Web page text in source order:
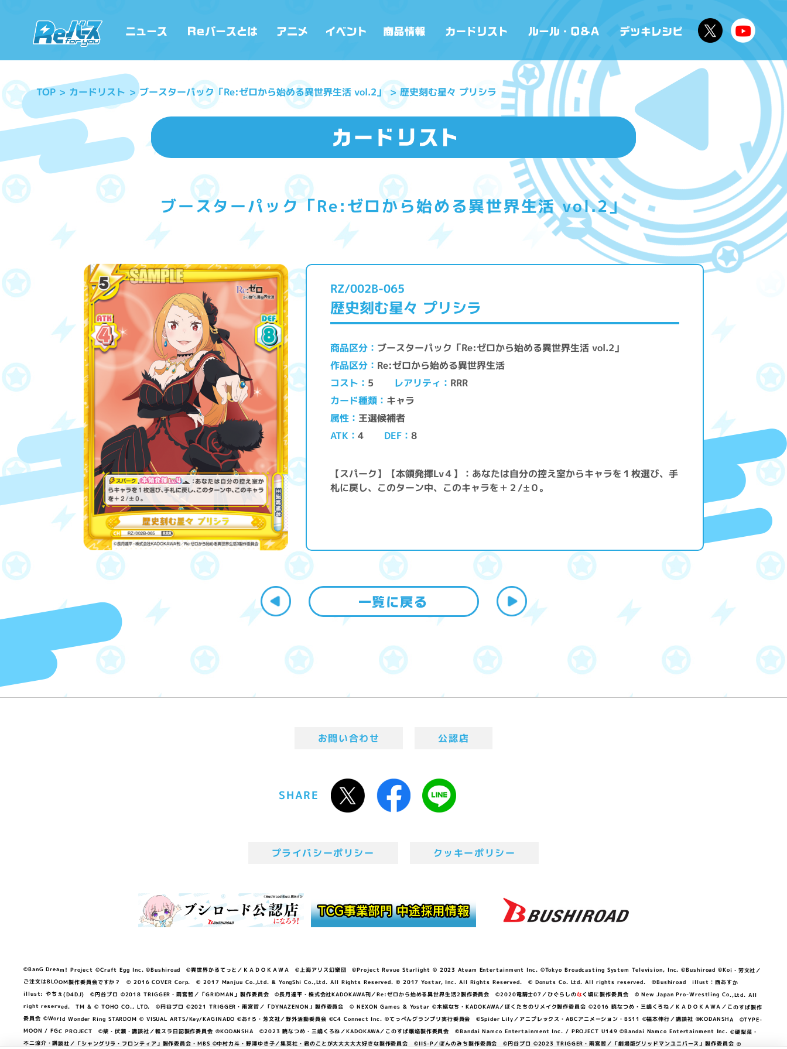
TOP カードリスト ブースターパック「Re:ゼロから始める異世界生活 vol.2」 歴史刻む星々 プリシラ
ブースターパック「Re:ゼロから始める異世界生活 vol.2」
RZ/002B-065
歴史刻む星々 プリシラ
商品区分 ブースターパック「Re:ゼロから始める異世界生活 vol.2」
作品区分 Re:ゼロから始める異世界生活
コスト 5 レアリティ RRR
カード種類 キャラ
属性 王選候補者
ATK 4 DEF 8
【スパーク】【本領発揮Lv４】：あなたは自分の控え室からキャラを１枚選び、手
札に戻し、このターン中、このキャラを＋２/±０。
お問い合わせ 公認店
SHARE
プライバシーポリシー クッキーポリシー
©BanG Dream! Project ©Craft Egg Inc. ©Bushiroad ©異世界かるてっと／ＫＡＤＯＫＡＷＡ ©上海アリス幻樂団 ©Project Revue Starlight © 2023 Ateam Entertainment Inc. ©Tokyo Broadcasting System Television, Inc. ©Bushiroad ©Koi・芳文社／
ご注文はBLOOM製作委員会ですか？ © 2016 COVER Corp. © 2017 Manjuu Co.,Ltd. & YongShi Co.,Ltd. All Rights Reserved. © 2017 Yostar, Inc. All Rights Reserved. © Donuts Co. Ltd. All rights reserved. ©Bushiroad illust：西あすか
illust: やちぇ(D4DJ) ©円谷プロ ©2018 TRIGGER・雨宮哲／「GRIDMAN」製作委員会 ©長月達平・株式会社KADOKAWA刊／Re:ゼロから始める異世界生活2製作委員会 ©2020竜騎士07／ひぐらしのなく頃に製作委員会 © New Japan Pro-Wrestling Co.,Ltd. All
right reserved. TM & © TOHO CO., LTD. ©円谷プロ ©2021 TRIGGER・雨宮哲／「DYNAZENON」製作委員会 © NEXON Games & Yostar ©木緒なち・KADOKAWA／ぼくたちのリメイク製作委員会 ©2016 暁なつめ・三嶋くろね／ＫＡＤＯＫＡＷＡ／このすば製作
委員会 ©World Wonder Ring STARDOM © VISUAL ARTS/Key/KAGINADO ©あfろ・芳文社／野外活動委員会 ©C4 Connect Inc. ©てっぺんグランプリ実行委員会 ©Spider Lily／アニプレックス・ABCアニメーション・BS11 ©福本伸行／講談社 ®KODANSHA ©TYPE-
MOON / FGC PROJECT ©柴・伏瀬・講談社／転スラ日記製作委員会 ®KODANSHA ©2023 暁なつめ・三嶋くろね／KADOKAWA／このすば爆焔製作委員会 ©Bandai Namco Entertainment Inc. / PROJECT U149 ©Bandai Namco Entertainment Inc. ©硬梨菜・
不二涼介・講談社／「シャングリラ・フロンティア」製作委員会・MBS ©中村力斗・野澤ゆき子／集英社・君のことが大大大大大好きな製作委員会 ©IIS-P／ぽんのみち製作委員会 ©円谷プロ ©2023 TRIGGER・雨宮哲／「劇場版グリッドマンユニバース」製作委員会 ©